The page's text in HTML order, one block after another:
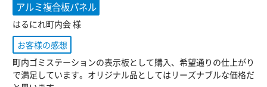
アルミ複合板パネル
はるにれ町内会 様
お客様の感想
町内ゴミステーションの表示板として購入、希望通りの仕上がり
で満足しています。オリジナル品としてはリーズナブルな価格だ